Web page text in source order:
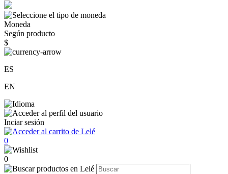
Moneda
Según producto
$
ES
EN
Inciar sesión
0
0